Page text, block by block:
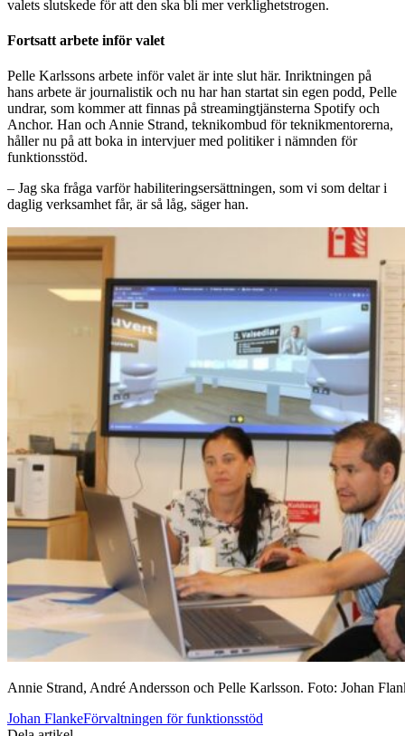
valets slutskede för att den ska bli mer verklighetstrogen.
Fortsatt arbete inför valet
Pelle Karlssons arbete inför valet är inte slut här. Inriktningen på
hans arbete är journalistik och nu har han startat sin egen podd, Pelle
undrar, som kommer att finnas på streamingtjänsterna Spotify och
Anchor. Han och Annie Strand, teknikombud för teknikmentorerna,
håller nu på att boka in intervjuer med politiker i nämnden för
funktionsstöd.
– Jag ska fråga varför habiliteringsersättningen, som vi som deltar i
daglig verksamhet får, är så låg, säger han.
Annie Strand, André Andersson och Pelle Karlsson. Foto: Johan
Johan FlankeFörvaltningen för funktionsstöd